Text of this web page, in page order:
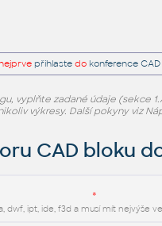
přihlaste do konference
vyplňte zadané údaje
výkresy. Další pokyny viz
CAD bloku
*
ipt, ide, f3d a musí mít nejvýše